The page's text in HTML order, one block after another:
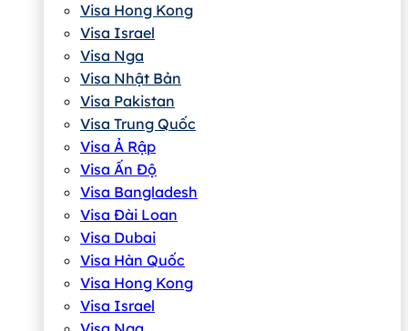
Visa Hong Kong
Visa Israel
Visa Nga
Visa Nhật Bản
Visa Pakistan
Visa Trung Quốc
Visa Ả Rập
Visa Ấn Độ
Visa Bangladesh
Visa Đài Loan
Visa Dubai
Visa Hàn Quốc
Visa Hong Kong
Visa Israel